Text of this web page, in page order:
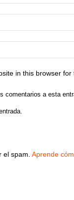
in this browser for
comentarios a esta
el spam. Aprende